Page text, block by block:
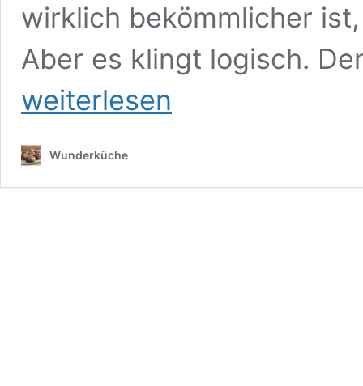
wirklich bekömmlicher
Aber es klingt logisch.
weiterlesen
Wunderküche